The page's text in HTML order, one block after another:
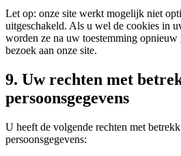
Let op: onze site werkt mogelijk niet
uitgeschakeld. Als u wel de cookies in
worden ze na uw toestemming opnieuw
bezoek aan onze site.
9. Uw rechten met
persoonsgegevens
U heeft de volgende rechten met
persoonsgegevens: